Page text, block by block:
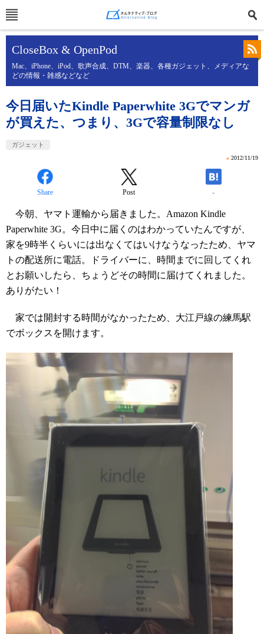
CloseBox & OpenPod
Mac、iPhone、iPod、歌声合成、DTM、楽器、各種ガジェット、メディアな
どの情報・雑感などなど
今日届いたKindle Paperwhite 3Gでマンガ
が買えた、つまり、3Gで容量制限なし
ガジェット
» 2012/11/19
Share Post -
今朝、ヤマト運輸から届きました。Amazon Kindle
Paperwhite 3G。今日中に届くのはわかっていたんですが、
家を9時半くらいには出なくてはいけなうなったため、ヤマ
トの配送所に電話。ドライバーに、時間までに回してくれ
とお願いしたら、ちょうどその時間に届けてくれました。
ありがたい！
家では開封する時間がなかったため、大江戸線の練馬駅
でボックスを開けます。